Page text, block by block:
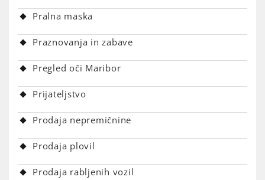
Pralna maska
Praznovanja in zabave
Pregled oči Maribor
Prijateljstvo
Prodaja nepremičnine
Prodaja plovil
Prodaja rabljenih vozil